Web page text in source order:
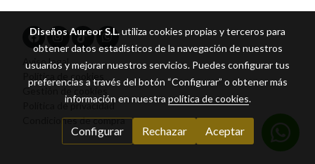
Aviso legal
Política de cookies
Gestión de cookies
Política de privacidad
Condiciones de compra
Diseños Aureor S.L.utiliza cookies propias y terceros para
obtener datos estadísticos de la navegación de nuestros
usuarios y mejorar nuestros servicios. Puedes configurar tus
preferencias a través del botón “Configurar” o obtener más
información en nuestra política de cookies.
Configurar Rechazar Aceptar